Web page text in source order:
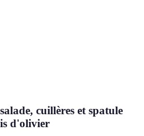
cuillères et spatule
d'olivier